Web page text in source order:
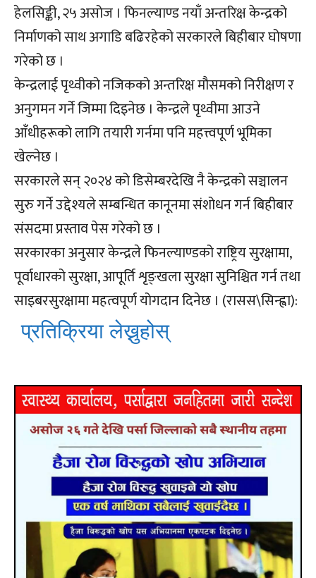
हेलसिङ्की, २५ असोज । फिनल्याण्ड नयाँ अन्तरिक्ष केन्द्रको
निर्माणको साथ अगाडि बढिरहेको सरकारले बिहीबार घोषणा
गरेको छ ।
केन्द्रलाई पृथ्वीको नजिकको अन्तरिक्ष मौसमको निरीक्षण र
अनुगमन गर्ने जिम्मा दिइनेछ । केन्द्रले पृथ्वीमा आउने
आँधीहरूको लागि तयारी गर्नमा पनि महत्त्वपूर्ण भूमिका
खेल्नेछ ।
सरकारले सन् २०२४ को डिसेम्बरदेखि नै केन्द्रको सञ्चालन
सुरु गर्ने उद्देश्यले सम्बन्धित कानूनमा संशोधन गर्न बिहीबार
संसदमा प्रस्ताव पेस गरेको छ ।
सरकारका अनुसार केन्द्रले फिनल्याण्डको राष्ट्रिय सुरक्षामा,
पूर्वाधारको सुरक्षा, आपूर्ति शृङ्खला सुरक्षा सुनिश्चित गर्न तथा
साइबरसुरक्षामा महत्वपूर्ण योगदान दिनेछ । (रासस\सिन्ह्वा):
प्रतिक्रिया लेख्नुहोस्